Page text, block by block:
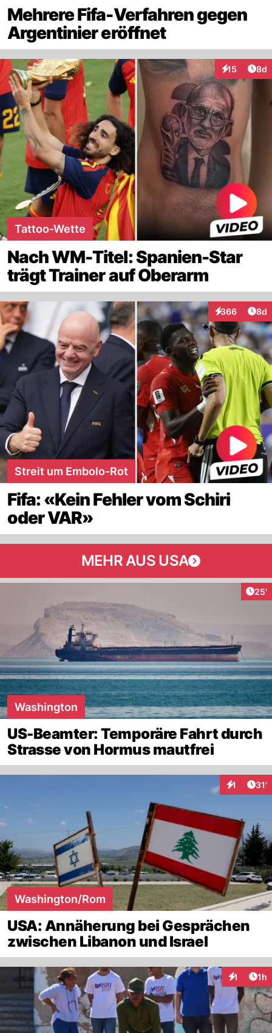
Mehrere Fifa-Verfahren gegen
Argentinier eröffnet
15
Interaktionen
8d
Tattoo-Wette
Nach WM-Titel: Spanien-Star
trägt Trainer auf Oberarm
366
Interaktionen
8d
Streit um Embolo-Rot
Fifa: «Kein Fehler vom Schiri
oder VAR»
MEHR AUS USA
25'
Washington
US-Beamter: Temporäre Fahrt durch
Strasse von Hormus mautfrei
1 31'
Washington/Rom
USA: Annäherung bei Gesprächen
zwischen Libanon und Israel
1 1h